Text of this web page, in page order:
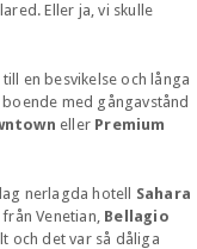
Eller ja, vi skulle
en besvikelse och långa
med gångavstånd
eller Premium
nerlagda hotell Sahara
Venetian, Bellagio
och det var så dåliga